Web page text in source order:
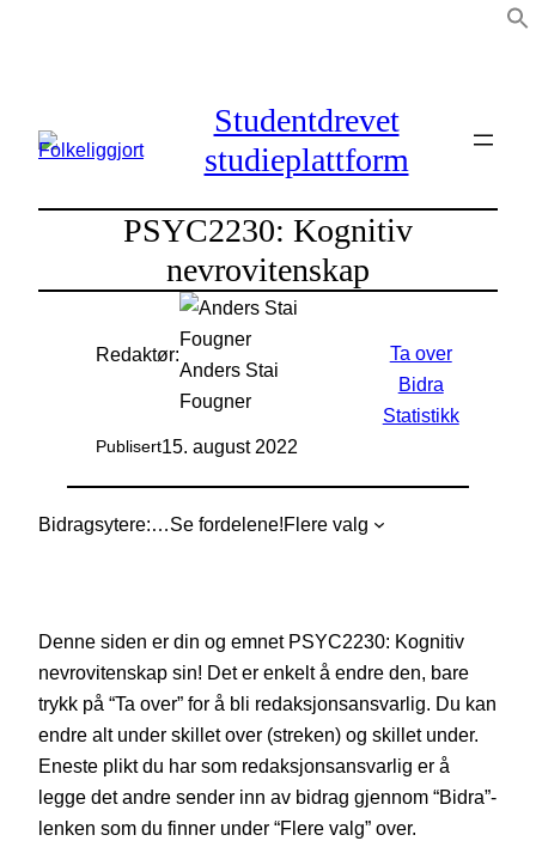
Studentdrevet
studieplattform
PSYC2230: Kognitiv
nevrovitenskap
Redaktør:
Anders Stai
Fougner
Publisert15. august 2022
Ta over
Bidra
Statistikk
Bidragsytere: Se fordelene!Flere valg
Denne siden er din og emnet PSYC2230: Kognitiv
nevrovitenskap sin! Det er enkelt å endre den, bare
trykk på “Ta over” for å bli redaksjonsansvarlig. Du kan
endre alt under skillet over (streken) og skillet under.
Eneste plikt du har som redaksjonsansvarlig er å
legge det andre sender inn av bidrag gjennom “Bidra”-
lenken som du finner under “Flere valg” over.